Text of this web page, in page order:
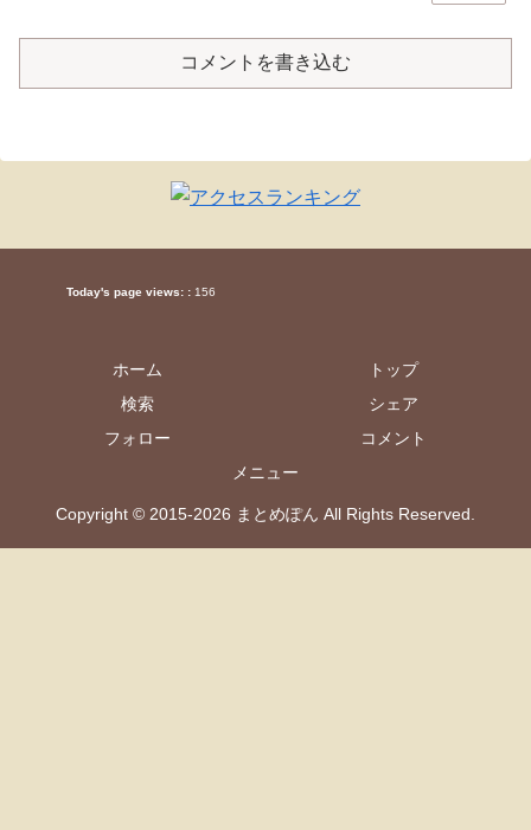
コメントを書き込む
Today's page views: : 156
ホーム
トップ
検索
シェア
フォロー
コメント
メニュー
Copyright © 2015-2026 まとめぽん All Rights Reserved.